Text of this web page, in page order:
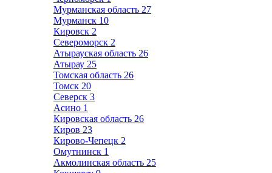
Мурманская область 27
Мурманск 10
Кировск 2
Североморск 2
Атырауская область 26
Атырау 25
Томская область 26
Томск 20
Северск 3
Асино 1
Кировская область 26
Киров 23
Кирово-Чепецк 2
Омутнинск 1
Акмолинская область 25